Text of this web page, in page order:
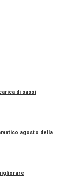
di sassi
agosto della